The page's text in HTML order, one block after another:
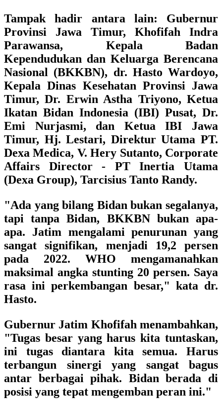
Tampak hadir antara lain: Gubernur
Provinsi Jawa Timur, Khofifah Indra
Parawansa, Kepala Badan
Kependudukan dan Keluarga Berencana
Nasional (BKKBN), dr. Hasto Wardoyo,
Kepala Dinas Kesehatan Provinsi Jawa
Timur, Dr. Erwin Astha Triyono, Ketua
Ikatan Bidan Indonesia (IBI) Pusat, Dr.
Emi Nurjasmi, dan Ketua IBI Jawa
Timur, Hj. Lestari, Direktur Utama PT.
Dexa Medica, V. Hery Sutanto, Corporate
Affairs Director - PT Inertia Utama
(Dexa Group), Tarcisius Tanto Randy.
"Ada yang bilang Bidan bukan segalanya,
tapi tanpa Bidan, BKKBN bukan apa-
apa. Jatim mengalami penurunan yang
sangat signifikan, menjadi 19,2 persen
pada 2022. WHO mengamanahkan
maksimal angka stunting 20 persen. Saya
rasa ini perkembangan besar," kata dr.
Hasto.
Gubernur Jatim Khofifah menambahkan,
"Tugas besar yang harus kita tuntaskan,
ini tugas diantara kita semua. Harus
terbangun sinergi yang sangat bagus
antar berbagai pihak. Bidan berada di
posisi yang tepat mengemban peran ini."